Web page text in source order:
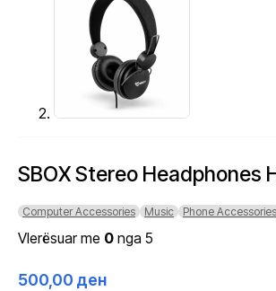
SBOX Stereo Headphones
Computer Accessories Music Phone Accessories
Vlerësuar me 0 nga 5
500,00 ден